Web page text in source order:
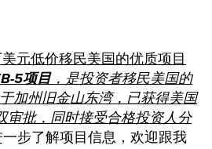
元低价移民美国的优质项目
5项目，是投资者移民美国的
加州旧金山东湾，已获得美国
审批，同时接受合格投资人分
步了解项目信息，欢迎跟我